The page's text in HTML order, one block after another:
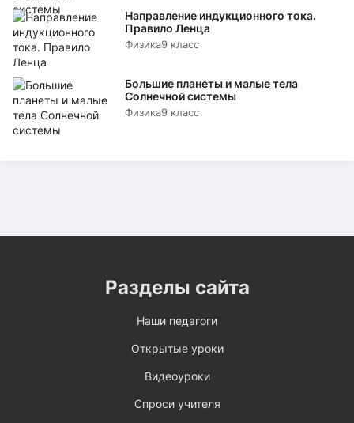
Направление индукционного тока.
Правило Ленца
Физика9 класс
Большие планеты и малые тела
Солнечной системы
Физика9 класс
Разделы сайта
Наши педагоги
Открытые уроки
Видеоуроки
Спроси учителя